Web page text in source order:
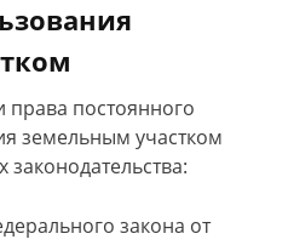
постоянного
земельным участком
закона от